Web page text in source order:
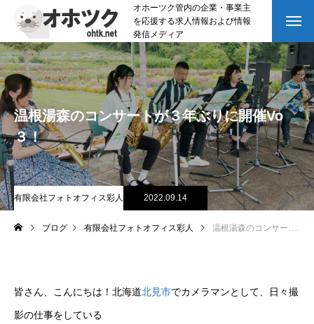
オホーツク管内の企業・事業主
を応援する求人情報および情報
発信メディア
温根湯森のコンサートが３年ぶりに開催Vo
３！
有限会社フォトオフィス彩人 2022.09.14
ブログ 有限会社フォトオフィス彩人 温根湯森のコンサートが３年ぶりに開催Vo３！
皆さん、こんにちは！北海道北見市でカメラマンとして、日々撮
影の仕事をしている